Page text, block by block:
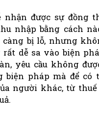
được sự đồng
nhập bằng cách
càng bị lỗ, nhưng
dễ sa vào biện
yêu cầu không
biện pháp mà để có
người khác, từ